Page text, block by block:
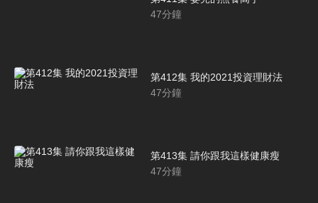
47分鐘
第412集 我的2021投資理財法
47分鐘
第413集 請你跟我這樣健康瘦
47分鐘